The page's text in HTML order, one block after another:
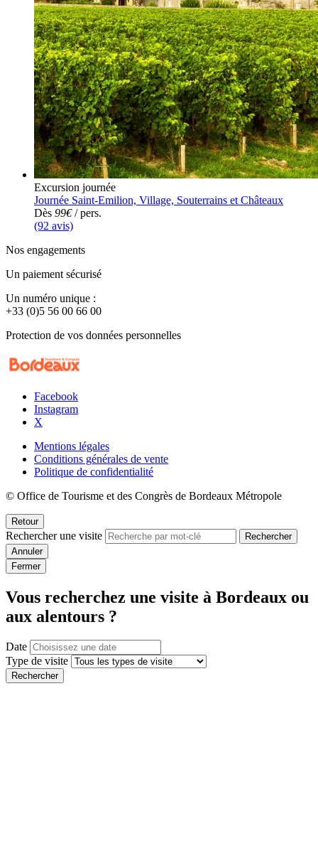
Excursion journée
Journée Saint-Emilion, Village, Souterrains et Châteaux
Dès 99€/ pers.
(92 avis)
Nos engagements
Un paiement sécurisé
Un numéro unique :
+33 (0)5 56 00 66 00
Protection de vos données personnelles
Facebook
Instagram
X
Mentions légales
Conditions générales de vente
Politique de confidentialité
© Office de Tourisme et des Congrès de Bordeaux Métropole
Retour
Rechercher une visite
Rechercher
Annuler
Fermer
Vous recherchez une visite à Bordeaux ou
aux alentours ?
Date
Type de visite
Rechercher